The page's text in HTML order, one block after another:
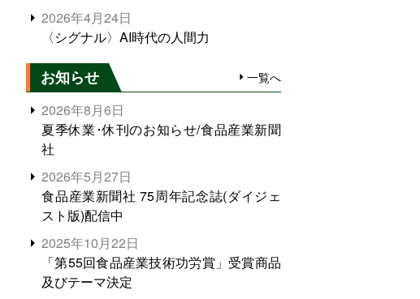
2026年4月24日
〈シグナル〉AI時代の人間力
お知らせ 一覧へ
2026年8月6日
夏季休業･休刊のお知らせ/食品産業新聞
社
2026年5月27日
食品産業新聞社 75周年記念誌(ダイジェ
スト版)配信中
2025年10月22日
「第55回食品産業技術功労賞」受賞商品
及びテーマ決定